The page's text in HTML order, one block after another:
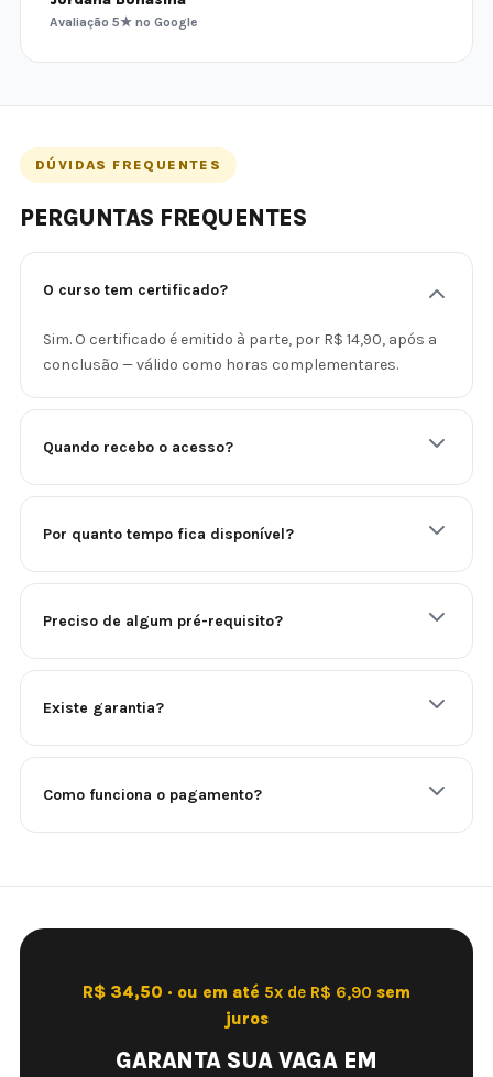
Avaliação 5★ no Google
DÚVIDAS FREQUENTES
PERGUNTAS FREQUENTES
O curso tem certificado?
Sim. O certificado é emitido à parte, por R$ 14,90, após a
conclusão — válido como horas complementares.
Quando recebo o acesso?
Por quanto tempo fica disponível?
Preciso de algum pré-requisito?
Existe garantia?
Como funciona o pagamento?
R$ 34,50 · ou em até 5x de R$ 6,90 sem
juros
GARANTA SUA VAGA EM